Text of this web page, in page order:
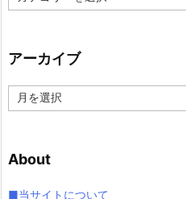
テ
ー
アーカイブ
ー
ブ
About
■当サイトについて